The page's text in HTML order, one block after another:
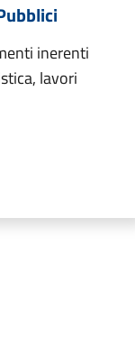
inerenti
lavori